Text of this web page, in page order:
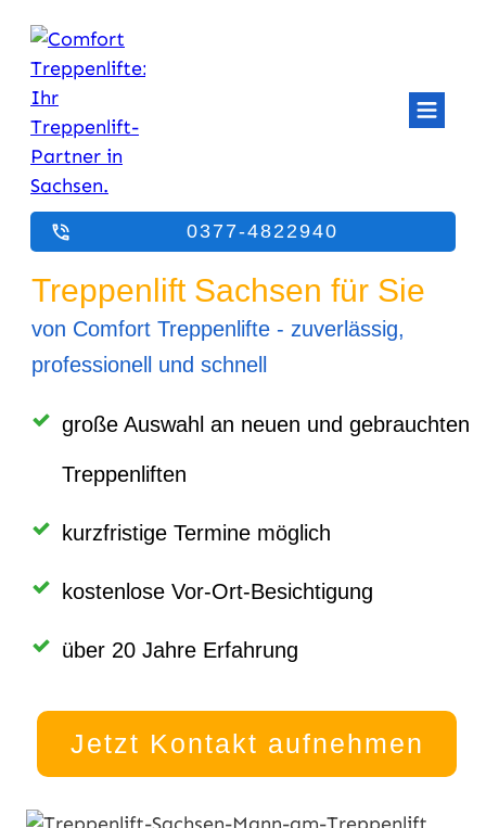
0377-4822940
Treppenlift Sachsen für Sie
von Comfort Treppenlifte - zuverlässig,
professionell und schnell
große Auswahl an neuen und gebrauchten
Treppenliften
kurzfristige Termine möglich
kostenlose Vor-Ort-Besichtigung
über 20 Jahre Erfahrung
Jetzt Kontakt aufnehmen